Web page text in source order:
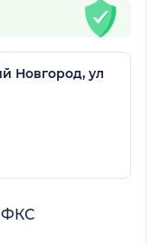
Новгород, ул
ФКС